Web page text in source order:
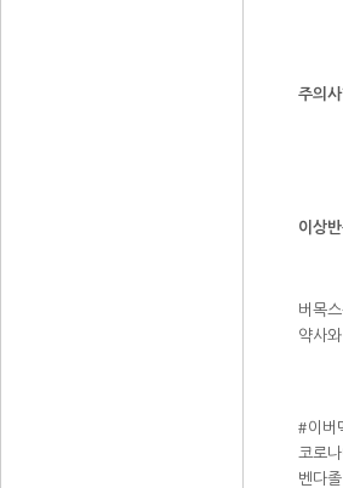
주의
이상
버목
약사
#이버
코로
벤다